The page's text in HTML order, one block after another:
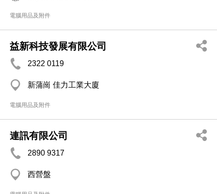
電腦用品及附件
益新科技發展有限公司
2322 0119
新蒲崗 佳力工業大廈
電腦用品及附件
連訊有限公司
2890 9317
西營盤